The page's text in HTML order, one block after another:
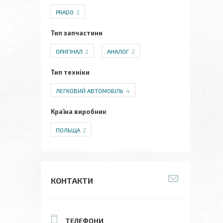
PRADO 2
Тип запчастини
ОРИГІНАЛ 2 АНАЛОГ 2
Тип техніки
ЛЕГКОВИЙ АВТОМОБІЛЬ 4
Країна виробник
ПОЛЬЩА 2
КОНТАКТИ